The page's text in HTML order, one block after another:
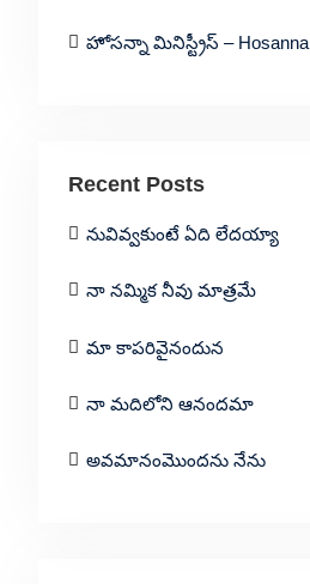
హోసన్నా మినిస్ట్రీస్ – Hosanna
Recent Posts
నువివ్వకుంటే ఏది లేదయ్యా
నా నమ్మిక నీవు మాత్రమే
మా కాపరివైనందున
నా మదిలోని ఆనందమా
అవమానంమొందను నేను